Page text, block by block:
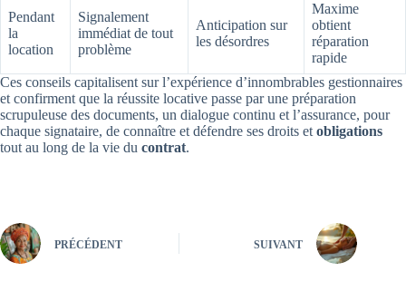
Pendant
la
location
Signalement
immédiat de tout
problème
Anticipation sur
les désordres
Maxime
obtient
réparation
rapide
Ces conseils capitalisent sur l’expérience d’innombrables gestionnaires
et confirment que la réussite locative passe par une préparation
scrupuleuse des documents, un dialogue continu et l’assurance, pour
chaque signataire, de connaître et défendre ses droits et obligations
tout au long de la vie du contrat.
PRÉCÉDENT SUIVANT